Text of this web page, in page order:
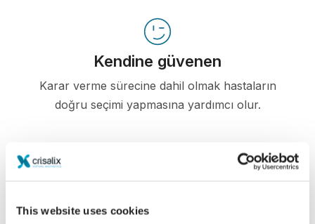
This website uses cookies
Kendine güvenen
Karar verme sürecine dahil olmak hastaların
doğru seçimi yapmasına yardımcı olur.
Kadınların 100%'ı öncesinde Crisalix 3D